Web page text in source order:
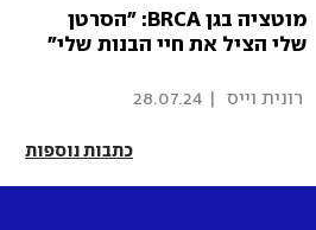
מוטציה בגן BRCA: "הסרטן
שלי הציל את חיי הבנות שלי"
רונית וייס 28.07.24
כתבות נוספות